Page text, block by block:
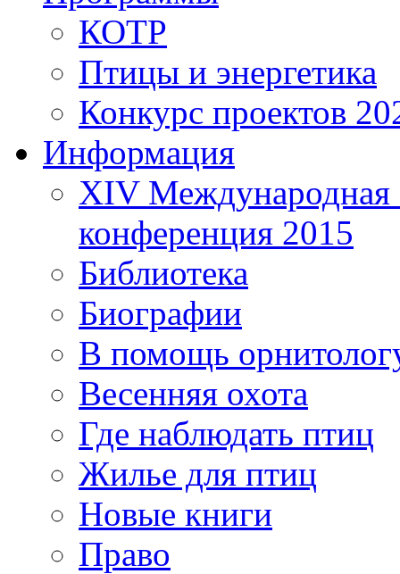
КОТР
Птицы и энергетика
Конкурс проектов
Информация
XIV Международная
конференция 2015
Библиотека
Биографии
В помощь
Весенняя охота
Где наблюдать птиц
Жилье для птиц
Новые книги
Право